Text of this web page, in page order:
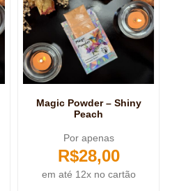
Magic Powder – Shiny
Peach
Por apenas
R$28,00
em até 12x no cartão